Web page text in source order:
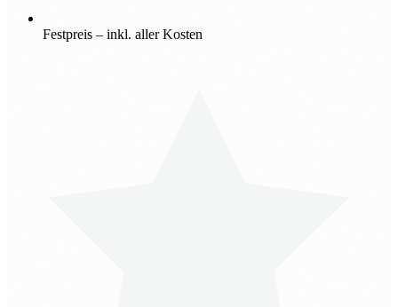
Festpreis – inkl. aller Kosten